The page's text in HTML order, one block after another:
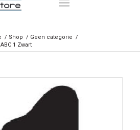
/ Shop / Geen categorie /
1 Zwart